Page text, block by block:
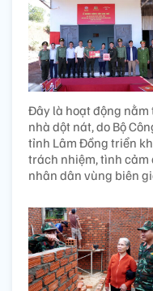
Đây là hoạt động
nhà dột nát, do Bộ
tỉnh Lâm Đồng triển
trách nhiệm, tình cảm
nhân dân vùng biên